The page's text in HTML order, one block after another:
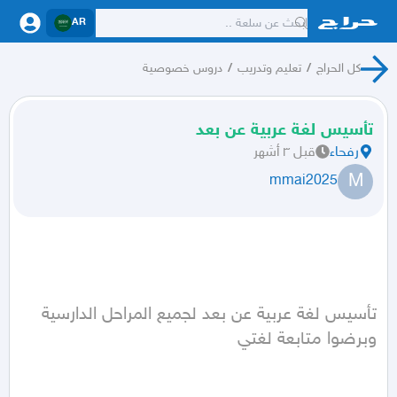
AR
كل الحراج / تعليم وتدريب / دروس خصوصية
تأسيس لغة عربية عن بعد
رفحاء قبل ٣ أشهر
M
mmai2025
وبرضوا متابعة لغتي